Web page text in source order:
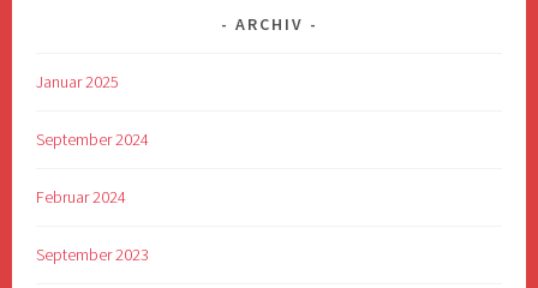
ARCHIV
Januar 2025
September 2024
Februar 2024
September 2023